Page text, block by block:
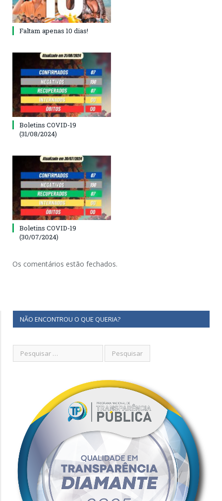
Faltam apenas 10 dias!
Boletins COVID-19
(31/08/2024)
Boletins COVID-19
(30/07/2024)
Os comentários estão fechados.
NÃO ENCONTROU O QUE QUERIA?